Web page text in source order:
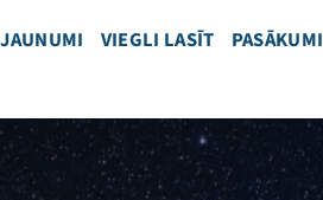
JAUNUMI VIEGLI LASĪT PASĀKUMI